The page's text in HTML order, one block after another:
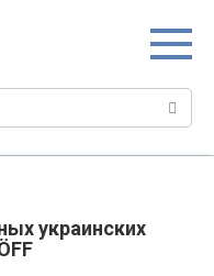
украинских